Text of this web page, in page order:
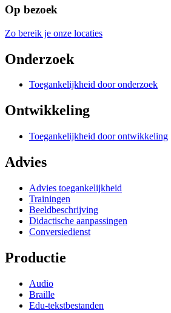
Op bezoek
Zo bereik je onze locaties
Onderzoek
Toegankelijkheid door onderzoek
Ontwikkeling
Toegankelijkheid door ontwikkeling
Advies
Advies toegankelijkheid
Trainingen
Beeldbeschrijving
Didactische aanpassingen
Conversiedienst
Productie
Audio
Braille
Edu-tekstbestanden